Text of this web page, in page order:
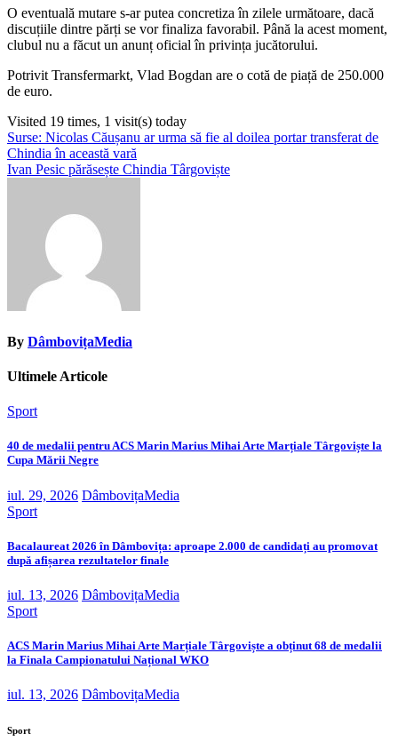
O eventuală mutare s-ar putea concretiza în zilele următoare, dacă
discuțiile dintre părți se vor finaliza favorabil. Până la acest moment,
clubul nu a făcut un anunț oficial în privința jucătorului.
Potrivit Transfermarkt, Vlad Bogdan are o cotă de piață de 250.000
de euro.
Visited 19 times, 1 visit(s) today
Navigare
în
Surse: Nicolas Căușanu ar urma să fie al doilea portar transferat de
Chindia în această vară
Ivan Pesic părăsește Chindia Târgoviște
By DâmbovițaMedia
Ultimele Articole
Sport
40 de medalii pentru ACS Marin Marius Mihai Arte Marțiale Târgoviște la
Cupa Mării Negre
iul. 29, 2026 DâmbovițaMedia
Sport
Bacalaureat 2026 în Dâmbovița: aproape 2.000 de candidați au promovat
după afișarea rezultatelor finale
iul. 13, 2026 DâmbovițaMedia
Sport
ACS Marin Marius Mihai Arte Marțiale Târgoviște a obținut 68 de medalii
la Finala Campionatului Național WKO
iul. 13, 2026 DâmbovițaMedia
Sport